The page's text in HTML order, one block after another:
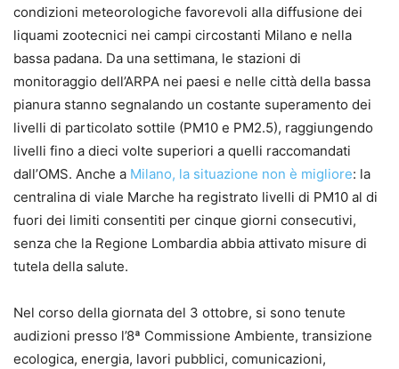
condizioni meteorologiche favorevoli alla diffusione dei
liquami zootecnici nei campi circostanti Milano e nella
bassa padana. Da una settimana, le stazioni di
monitoraggio dell’ARPA nei paesi e nelle città della bassa
pianura stanno segnalando un costante superamento dei
livelli di particolato sottile (PM10 e PM2.5), raggiungendo
livelli fino a dieci volte superiori a quelli raccomandati
dall’OMS. Anche a Milano, la situazione non è migliore: la
centralina di viale Marche ha registrato livelli di PM10 al di
fuori dei limiti consentiti per cinque giorni consecutivi,
senza che la Regione Lombardia abbia attivato misure di
tutela della salute.
Nel corso della giornata del 3 ottobre, si sono tenute
audizioni presso l’8ª Commissione Ambiente, transizione
ecologica, energia, lavori pubblici, comunicazioni,